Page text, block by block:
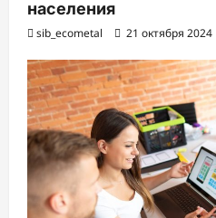
населения
sib_ecometal 21 октября 2024